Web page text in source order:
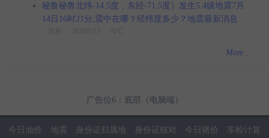
秘鲁秘鲁北纬-14.5度，东经-71.5度）发生5.4级地震7月
14日16时21分,震中在哪？经纬度多少？地震最新消息
More
广告位6：底部（电脑端）
今日油价 地震 身份证归属地 身份证核对 今日猪价 车检计算